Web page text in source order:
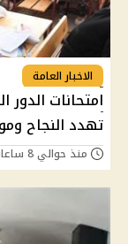
الاخبار العامة
تهدد النجاح
منذ حوالي 8 ساعات